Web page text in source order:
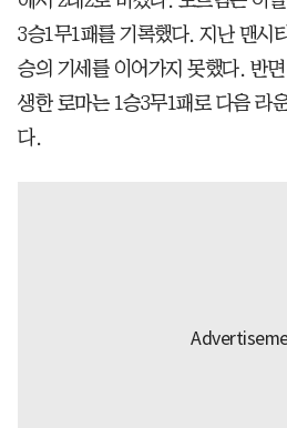
3승1무1패를 기록했다. 지난 맨시
승의 기세를 이어가지 못했다. 반
생한 로마는 1승3무1패로 다음 라
다.